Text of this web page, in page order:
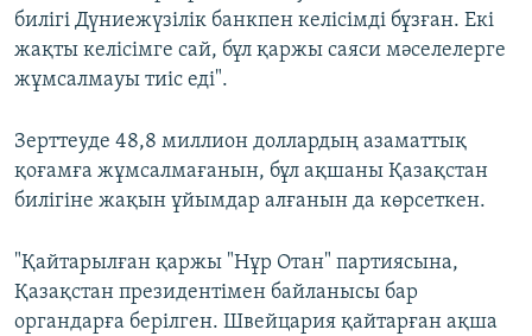
билігі Дүниежүзілік банкпен келісімді бұзған. Екі
жақты келісімге сай, бұл қаржы саяси мәселелерге
жұмсалмауы тиіс еді".
Зерттеуде 48,8 миллион доллардың азаматтық
қоғамға жұмсалмағанын, бұл ақшаны Қазақстан
билігіне жақын ұйымдар алғанын да көрсеткен.
"Қайтарылған қаржы "Нұр Отан" партиясына,
Қазақстан президентімен байланысы бар
органдарға берілген. Швейцария қайтарған ақша